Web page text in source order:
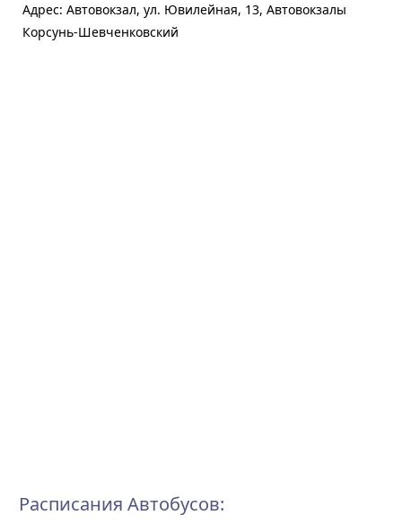
Адрес: Автовокзал, ул. Ювилейная, 13, Автовокзалы
Корсунь-Шевченковский
Расписания Автобусов: